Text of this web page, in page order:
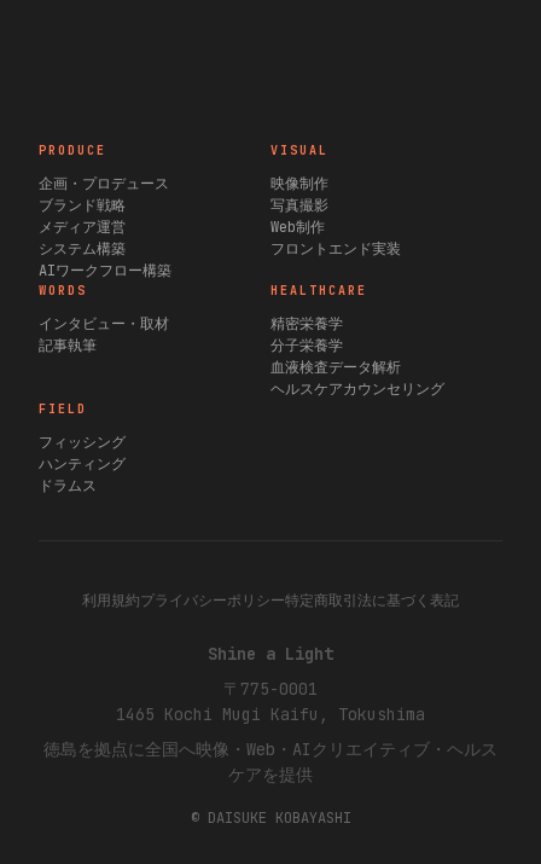
PRODUCE
企画・プロデュース
ブランド戦略
メディア運営
システム構築
AIワークフロー構築
VISUAL
映像制作
写真撮影
Web制作
フロントエンド実装
WORDS
インタビュー・取材
記事執筆
HEALTHCARE
精密栄養学
分子栄養学
血液検査データ解析
ヘルスケアカウンセリング
FIELD
フィッシング
ハンティング
ドラムス
利用規約プライバシーポリシー特定商取引法に基づく表記
Shine a Light
〒775-0001
1465 Kochi Mugi Kaifu, Tokushima
徳島を拠点に全国へ映像・Web・AIクリエイティブ・ヘルス
ケアを提供
© DAISUKE KOBAYASHI